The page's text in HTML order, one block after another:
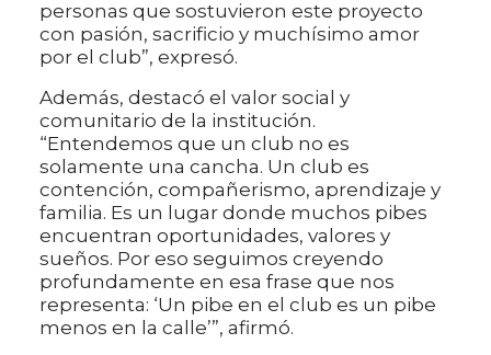
personas que sostuvieron este proyecto
con pasión, sacrificio y muchísimo amor
por el club”, expresó.
Además, destacó el valor social y
comunitario de la institución.
“Entendemos que un club no es
solamente una cancha. Un club es
contención, compañerismo, aprendizaje y
familia. Es un lugar donde muchos pibes
encuentran oportunidades, valores y
sueños. Por eso seguimos creyendo
profundamente en esa frase que nos
representa: ‘Un pibe en el club es un pibe
menos en la calle’”, afirmó.